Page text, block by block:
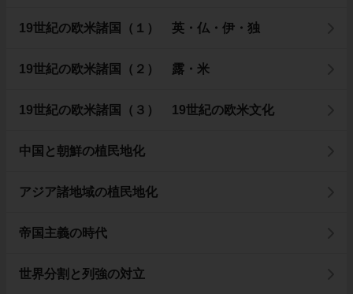
19世紀の欧米諸国（１） 英・仏・伊・独
19世紀の欧米諸国（２） 露・米
19世紀の欧米諸国（３） 19世紀の欧米文化
中国と朝鮮の植民地化
アジア諸地域の植民地化
帝国主義の時代
世界分割と列強の対立